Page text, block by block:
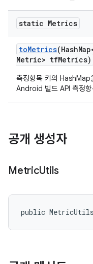
static Metrics
toMetrics(Hash
Metric> tfMetrics)
측정항목 키의
Android 빌드 API 측정
공개 생성자
MetricUtils
public